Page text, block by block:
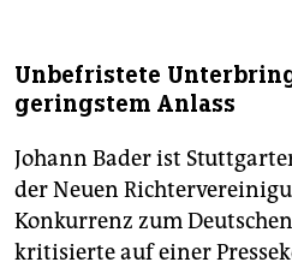
Unbefristete
geringstem Anlass
Johann Bader ist
der Neuen
Konkurrenz zum
kritisierte auf einer